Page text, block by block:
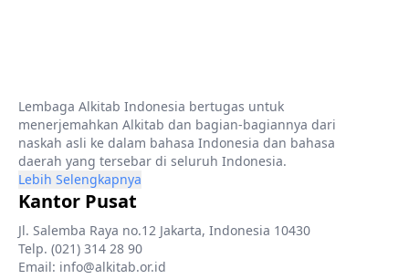
Lembaga Alkitab Indonesia bertugas untuk
menerjemahkan Alkitab dan bagian-bagiannya dari
naskah asli ke dalam bahasa Indonesia dan bahasa
daerah yang tersebar di seluruh Indonesia.
Lebih Selengkapnya
Kantor Pusat
Jl. Salemba Raya no.12 Jakarta, Indonesia 10430
Telp. (021) 314 28 90
Email: info@alkitab.or.id